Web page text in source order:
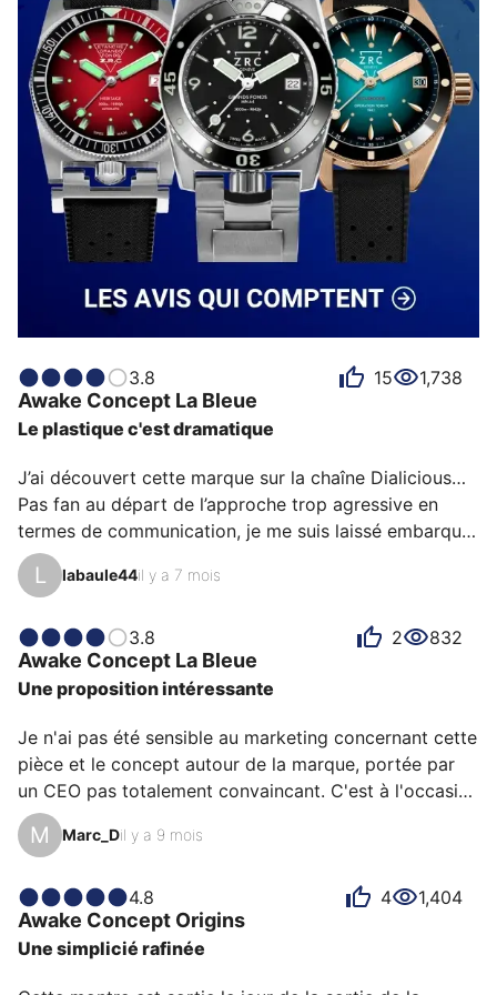
3.8 15 1,738
Awake Concept La Bleue
Le plastique c'est dramatique
J’ai découvert cette marque sur la chaîne Dialicious…
Pas fan au départ de l’approche trop agressive en
termes de communication, je me suis laissé embarqué
dans le message écologique sur le drame du plastique
dans les océans. Il suffit de zapper de temps à autres
désespérantes. Que dire alors de cette Awake
Concept La Bleue ? Simplement qu’elle utilise - je
pense - à dessein un design ultra reconnaissable
réfléchir sur la nécessi…
L labaule44il y a 7 mois
3.8 2 832
Awake Concept La Bleue
Une proposition intéressante
Je n'ai pas été sensible au marketing concernant cette
pièce et le concept autour de la marque, portée par
un CEO pas totalement convaincant. C'est à l'occasion
de soldes au Printemps que je me suis laissé tenter
par cette montre.  Elle avait pour elle l'innovation de
boîtier en plastique recyclé), ainsi qu'une extrême
lisibilité.
M Marc_Dil y a 9 mois
4.8 4 1,404
Awake Concept Origins
Une simplicié rafinée